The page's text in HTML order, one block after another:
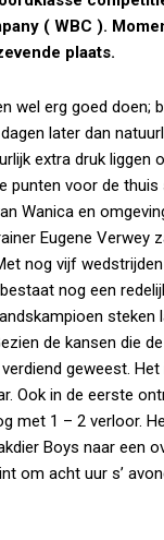
( WBC ).
plaats.
wel erg goed
later dan
extra druk
punten voor de
Wanica en
Eugene Verwey
nog vijf
nog een
steken
de kansen die
geweest.
Ook in de eerste
met 1 – 2 verloor.
Boys naar een
om acht uur s’